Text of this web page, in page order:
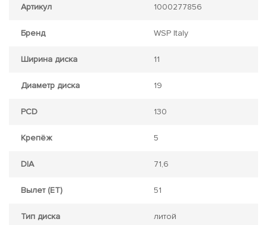
Артикул 1000277856
Бренд WSP Italy
Ширина диска 11
Диаметр диска 19
PCD 130
Крепёж 5
DIA 71,6
Вылет (ET) 51
Тип диска литой